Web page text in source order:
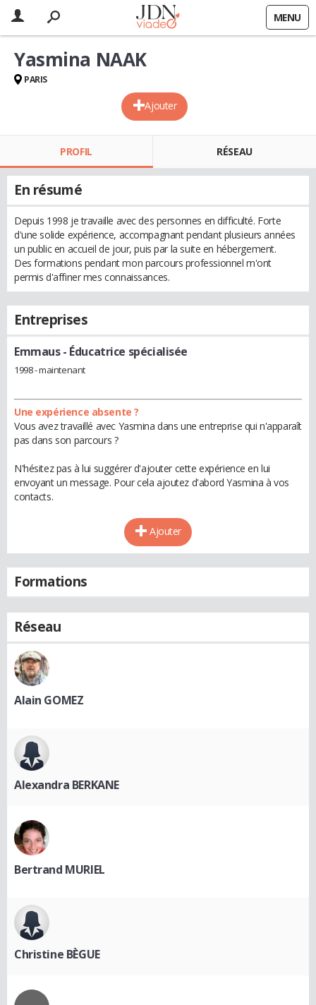
MENU
Ajouter
Yasmina NAAK
PARIS
PROFIL RÉSEAU
En résumé
Depuis 1998 je travaille avec des personnes en difficulté. Forte
d'une solide expérience, accompagnant pendant plusieurs années
un public en accueil de jour, puis par la suite en hébergement.
Des formations pendant mon parcours professionnel m'ont
permis d'affiner mes connaissances.
Entreprises
Emmaus- Éducatrice spécialisée
1998 - maintenant
Une expérience absente ?
Vous avez travaillé avec Yasmina dans une entreprise qui n'apparaît
pas dans son parcours ?
N'hésitez pas à lui suggérer d'ajouter cette expérience en lui
envoyant un message. Pour cela ajoutez d'abord Yasmina à vos
contacts.
Ajouter
Formations
Réseau
Alain GOMEZ
Alexandra BERKANE
Bertrand MURIEL
Christine BÈGUE